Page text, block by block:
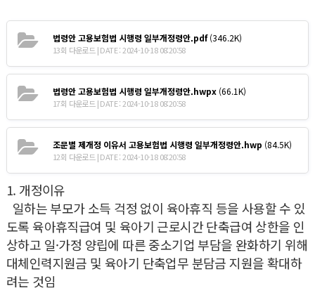
법령안 고용보험법 시행령 일부개정령안.pdf(346.2K)
13회 다운로드 | DATE : 2024-10-18 08:20:58
법령안 고용보험법 시행령 일부개정령안.hwpx(66.1K)
17회 다운로드 | DATE : 2024-10-18 08:20:58
조문별 제개정 이유서 고용보험법 시행령 일부개정령안.hwp (84.5K)
12회 다운로드 | DATE : 2024-10-18 08:20:58
1. 개정이유
일하는 부모가 소득 걱정 없이 육아휴직 등을 사용할 수 있
도록 육아휴직급여 및 육아기 근로시간 단축급여 상한을 인
상하고 일·가정 양립에 따른 중소기업 부담을 완화하기 위해
대체인력지원금 및 육아기 단축업무 분담금 지원을 확대하
려는 것임